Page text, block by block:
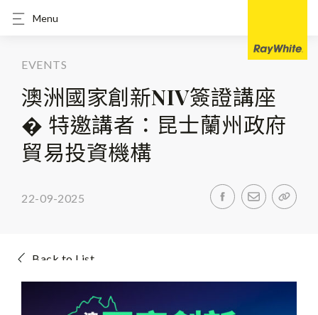
Menu
EVENTS
澳洲國家創新NIV簽證講座
� 特邀講者：昆士蘭州政府
貿易投資機構
22-09-2025
Back to List